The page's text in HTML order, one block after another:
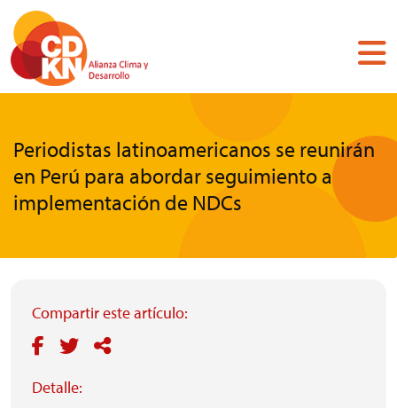
Pasar
contenido
principal
Periodistas latinoamericanos se reunirán
en Perú para abordar seguimiento a
implementación de NDCs
Compartir este artículo:
Detalle: